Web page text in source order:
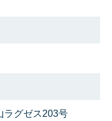
グゼス203号